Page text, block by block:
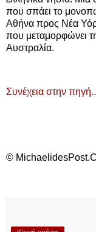
που σπάει το
Αθήνα προς Νέα
που μεταμορφώνει
Αυστραλία.
Συνέχεια στην
©